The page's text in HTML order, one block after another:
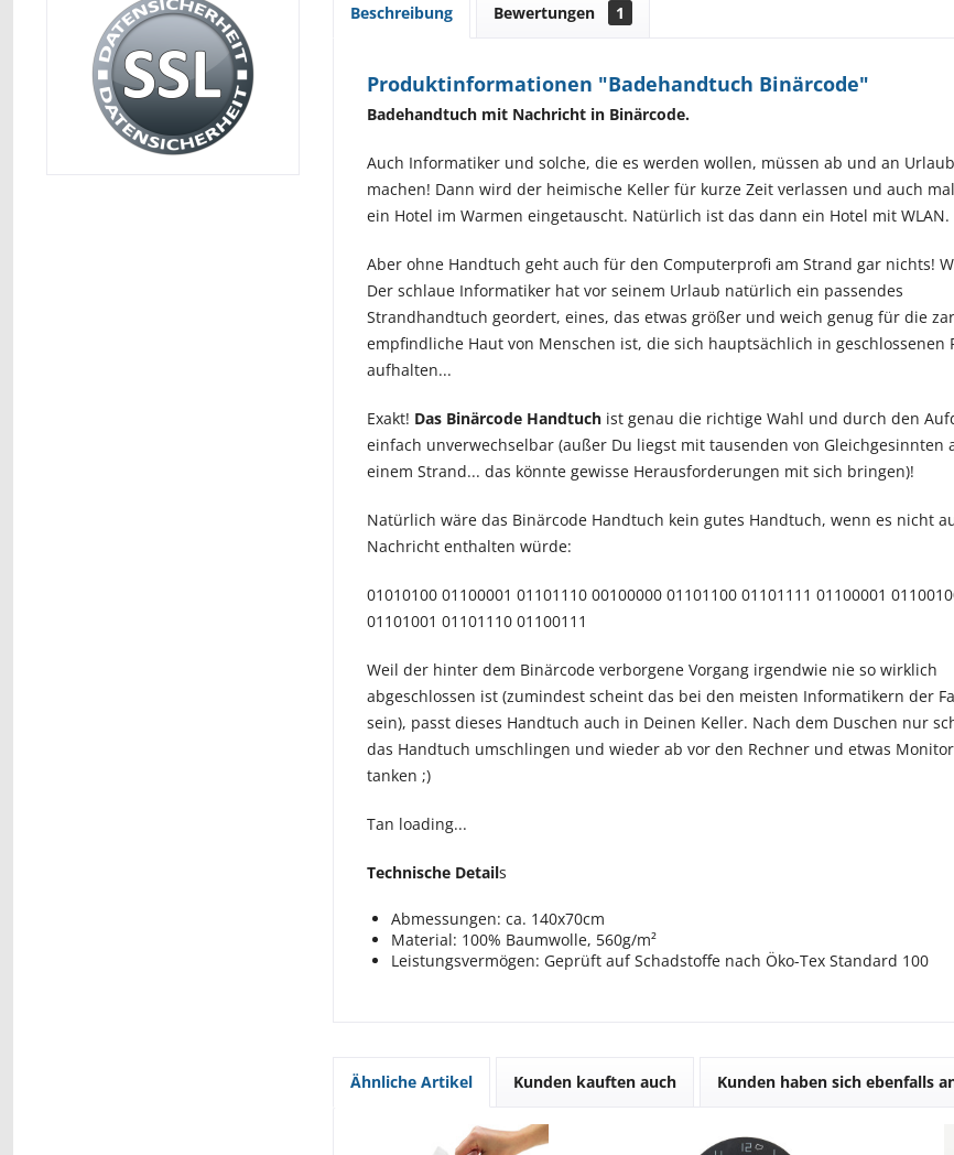
Beschreibung Bewertungen 1
Produktinformationen "Badehandtuch Binärcode"
Badehandtuch mit Nachricht in Binärcode.
Auch Informatiker und solche, die es werden wollen, müssen ab und an Urlaub
machen! Dann wird der heimische Keller für kurze Zeit verlassen und auch
ein Hotel im Warmen eingetauscht. Natürlich ist das dann ein Hotel mit WLAN.
Aber ohne Handtuch geht auch für den Computerprofi am Strand gar nichts!
Der schlaue Informatiker hat vor seinem Urlaub natürlich ein passendes
Strandhandtuch geordert, eines, das etwas größer und weich genug für die
empfindliche Haut von Menschen ist, die sich hauptsächlich in geschlossenen
aufhalten...
Exakt! Das Binärcode Handtuch ist genau die richtige Wahl und durch den
einfach unverwechselbar (außer Du liegst mit tausenden von Gleichgesinnten
einem Strand... das könnte gewisse Herausforderungen mit sich bringen)!
Natürlich wäre das Binärcode Handtuch kein gutes Handtuch, wenn es nicht
Nachricht enthalten würde:
01010100 01100001 01101110 00100000 01101100 01101111 01100001
01101001 01101110 01100111
Weil der hinter dem Binärcode verborgene Vorgang irgendwie nie so wirklich
abgeschlossen ist (zumindest scheint das bei den meisten Informatikern der
sein), passt dieses Handtuch auch in Deinen Keller. Nach dem Duschen nur
das Handtuch umschlingen und wieder ab vor den Rechner und etwas
tanken ;)
Tan loading...
Technische Details
Abmessungen: ca. 140x70cm
Material: 100% Baumwolle, 560g/m²
Leistungsvermögen: Geprüft auf Schadstoffe nach Öko-Tex Standard 100
Ähnliche Artikel Kunden kauften auch Kunden haben sich ebenfalls